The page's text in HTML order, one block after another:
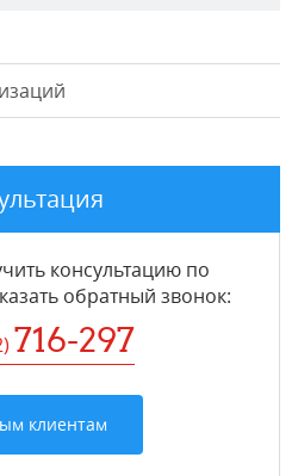
консультацию по
обратный звонок:
) 716-297
клиентам